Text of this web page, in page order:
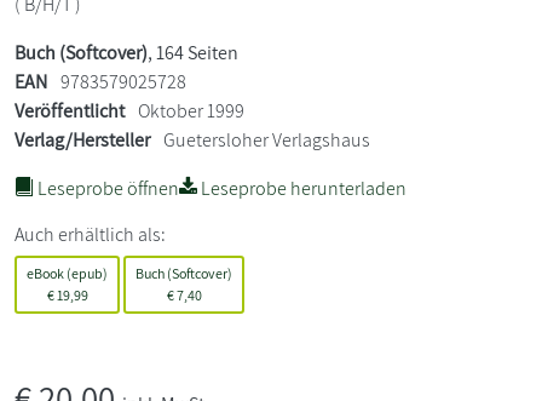
Buch (Softcover), 164 Seiten
EAN 9783579025728
Veröffentlicht Oktober 1999
Verlag/Hersteller Guetersloher Verlagshaus
Leseprobe öffnen
Leseprobe herunterladen
Auch erhältlich als:
eBook (epub)
€19,99
Buch (Softcover)
€7,40